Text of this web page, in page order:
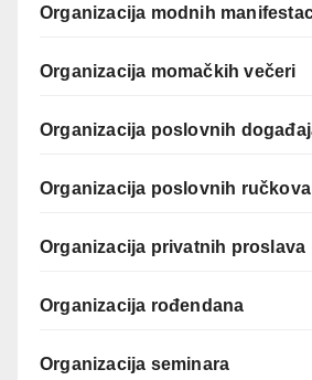
Organizacija modnih
Organizacija momačkih večeri
Organizacija poslovnih
Organizacija poslovnih ručkova
Organizacija privatnih proslava
Organizacija rođendana
Organizacija seminara